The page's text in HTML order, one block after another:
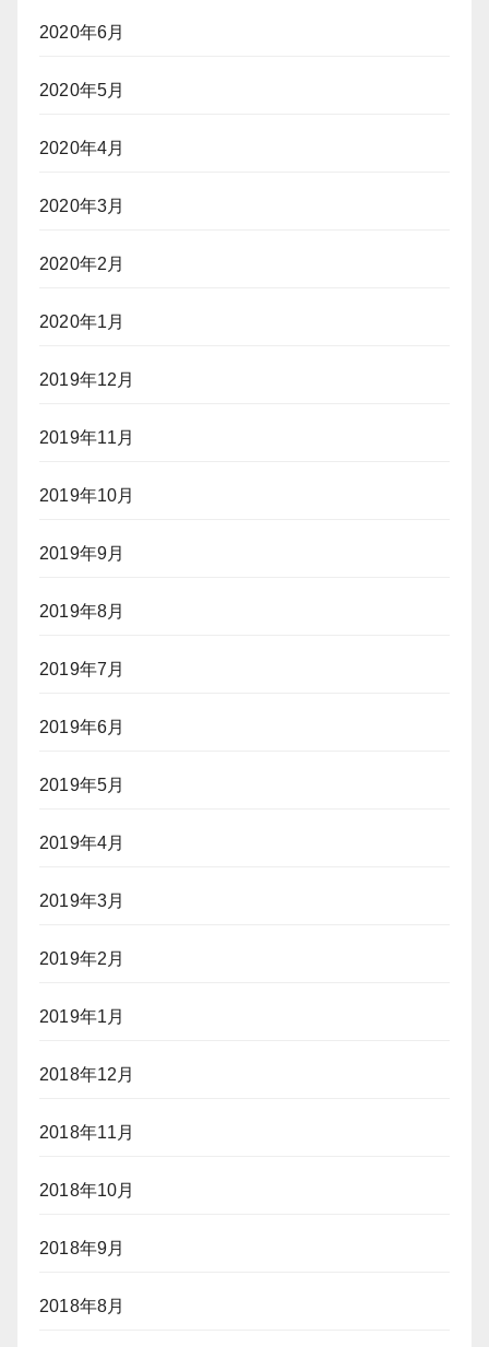
2020年6月
2020年5月
2020年4月
2020年3月
2020年2月
2020年1月
2019年12月
2019年11月
2019年10月
2019年9月
2019年8月
2019年7月
2019年6月
2019年5月
2019年4月
2019年3月
2019年2月
2019年1月
2018年12月
2018年11月
2018年10月
2018年9月
2018年8月